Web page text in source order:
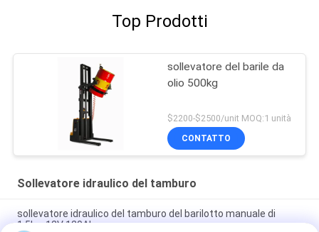
Top Prodotti
sollevatore del barile da
olio 500kg
$2200-$2500/unit MOQ:1 unità
CONTATTO
Sollevatore idraulico del tamburo
sollevatore idraulico del tamburo del barilotto manuale di
1.5kw 12V 120Ah